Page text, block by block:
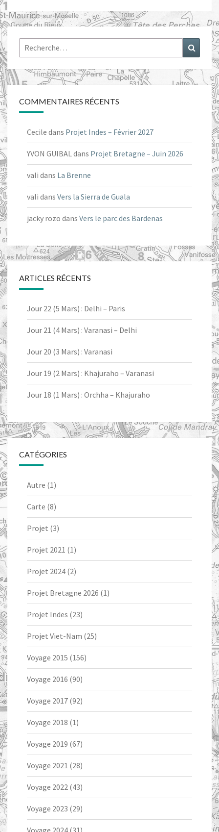
Rechercher :
COMMENTAIRES RÉCENTS
Cecile dans Projet Indes – Février 2027
YVON GUIBALdans Projet Bretagne – Juin 2026
vali dans La Brenne
vali dans Vers la Sierra de Guala
jacky rozo dans Vers le parc des Bardenas
ARTICLES RÉCENTS
Jour 22 (5 Mars) : Delhi – Paris
Jour 21 (4 Mars) : Varanasi – Delhi
Jour 20 (3 Mars) : Varanasi
Jour 19 (2 Mars) : Khajuraho – Varanasi
Jour 18 (1 Mars) : Orchha – Khajuraho
CATÉGORIES
Autre (1)
Carte (8)
Projet (3)
Projet 2021 (1)
Projet 2024 (2)
Projet Bretagne 2026 (1)
Projet Indes (23)
Projet Viet-Nam (25)
Voyage 2015 (156)
Voyage 2016 (90)
Voyage 2017 (92)
Voyage 2018 (1)
Voyage 2019 (67)
Voyage 2021 (28)
Voyage 2022 (43)
Voyage 2023 (29)